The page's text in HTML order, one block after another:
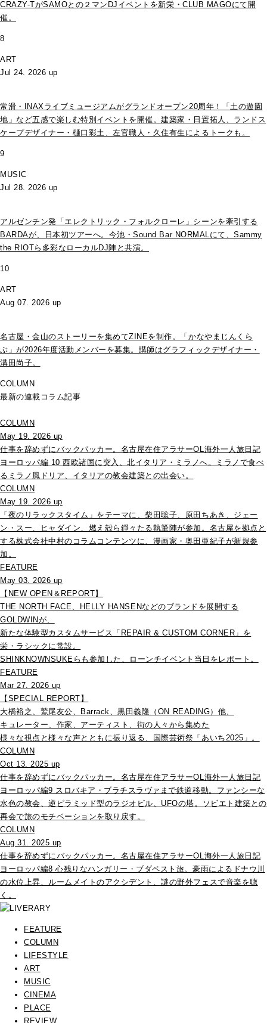
CRAZY-TがSAMOとの２マンDJイベントを新栄・CLUB MAGOにて開
催。
8
ART
Jul 24. 2026 up
常滑・INAXライブミュージアムがグランドオープン20周年！「土の遊園
地」など五感で楽しむ特別イベントを開催。建築家・日置拓人、ランドス
ケープデザイナー・樋口彩土、左官職人・久住有生によるトークも。
9
MUSIC
Jul 28. 2026 up
アルゼンチン発「エレクトリック・フォルクローレ」シーンを牽引する
BARDAが、日本初ツアーへ。今池・Sound Bar NORMALにて、Sammy
the RIOTら多彩なローカルDJ陣と共演。
10
ART
Aug 07. 2026 up
名古屋・金山のストーリーを集めてZINEを制作。「かなやまじんくら
ぶ」が2026年度活動メンバーを募集。講師はグラフィックデザイナー・
溝田尚子。
COLUMN
最新の連載コラム記事
COLUMN
May 19. 2026 up
仕事を辞めずにバックパッカー。名古屋在住アラサーOL海外一人旅日記
ヨーロッパ編 10 西欧諸国に突入、北イタリア・ミラノへ。ミラノで食べ
るミラノ風ドリア、イタリアの教会建築との出会い。
COLUMN
May 19. 2026 up
「夜のリラックスタイム」をテーマに、柴田聡子、原田ちあき、ジェー
ン・スー、ヒャダイン、燃え殻ら錚々たる執筆陣が参加。名古屋を拠点と
する株式会社中村のコラムコンテンツに、漫画家・奥田亜紀子が新規参
加。
FEATURE
May 03. 2026 up
【NEW OPEN＆REPORT】
THE NORTH FACE、HELLY HANSENなどのブランドを展開する
GOLDWINが、
新たな体験型カスタムサービス「REPAIR & CUSTOM CORNER」を
栄・ラシックに常設。
SHINKNOWNSUKEらも参加した、ローンチイベント当日をレポート。
FEATURE
Mar 27. 2026 up
【SPECIAL REPORT】
大橋裕之、鷲尾友公、Barrack、黒田義隆（ON READING）他、
キュレーター、作家、アーティスト、街の人々から集めた
様々な視点と様々な声とともに振り返る、国際芸術祭「あいち2025」。
COLUMN
Oct 13. 2025 up
仕事を辞めずにバックパッカー。名古屋在住アラサーOL海外一人旅日記
ヨーロッパ編9 スロバキア・ブラチスラヴァまで鉄道移動。ファンシーな
水色の教会、逆ピラミッド型のラジオビル、UFOの塔。ソビエト建築との
再会で旅のモチベーションを取り戻す。
COLUMN
Aug 31. 2025 up
仕事を辞めずにバックパッカー。名古屋在住アラサーOL海外一人旅日記
ヨーロッパ編8 心残りなハンガリー・ブダペスト旅。豪雨によるドナウ川
の水位上昇、ルームメイトのアクシデント、謎の野外フェスで音楽を聴
く。
FEATURE
COLUMN
LIFESTYLE
ART
MUSIC
CINEMA
PLACE
REVIEW